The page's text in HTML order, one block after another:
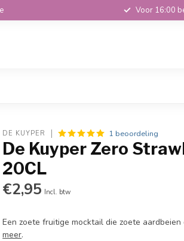
Voor 16:00
DE KUYPER 1 beoordeling
De Kuyper Zero
20CL
€2,95 Incl. btw
Een zoete fruitige mocktail die zoete
meer.